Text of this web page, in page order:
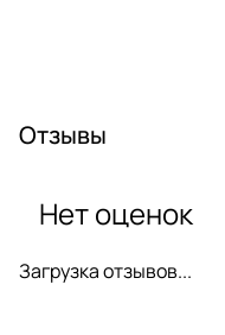
Отзывы
Загрузка отзывов...
Нет оценок